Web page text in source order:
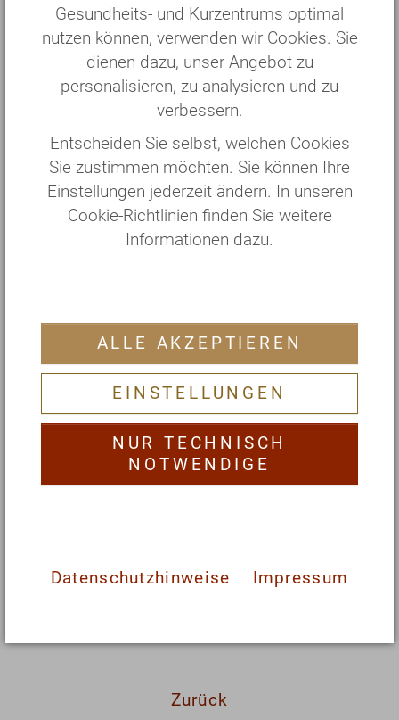
Gesundheits- und Kurzentrums optimal
nutzen können, verwenden wir Cookies. Sie
dienen dazu, unser Angebot zu
personalisieren, zu analysieren und zu
verbessern.
Entscheiden Sie selbst, welchen Cookies
Sie zustimmen möchten. Sie können Ihre
Einstellungen jederzeit ändern. In unseren
Cookie-Richtlinien finden Sie weitere
Informationen dazu.
ALLE AKZEPTIEREN
EINSTELLUNGEN
NUR TECHNISCH
NOTWENDIGE
Datenschutzhinweise Impressum
Zubereitung:
1. Die Süßkartoffeln schälen, würfeln und mit
einer Marinade aus Sesamöl, Sojasoße,
Ahornsirup und der Gewürzmischung Chili
Aphrodite mischen. Auf ein Backblech legen und
bei 180 Grad für 30 Minuten backen.
2. Spinat putzen und waschen. Zwiebel und
Ingwer schälen und fein hacken.
3. Das Ghee in einem Topf erhitzen.
gehackte Zwiebel und den Ingwer zufügen und
anschwitzen. Spinat zufügen und für 15-20
Minuten dünsten.
4. Die vorgebackenen Süßkartoffeln
untermischen.
5. Mit Gewürzmischung Orient Masala, Sahne,
Steinsalz und ggf. etwas Chilipulver
Zurück